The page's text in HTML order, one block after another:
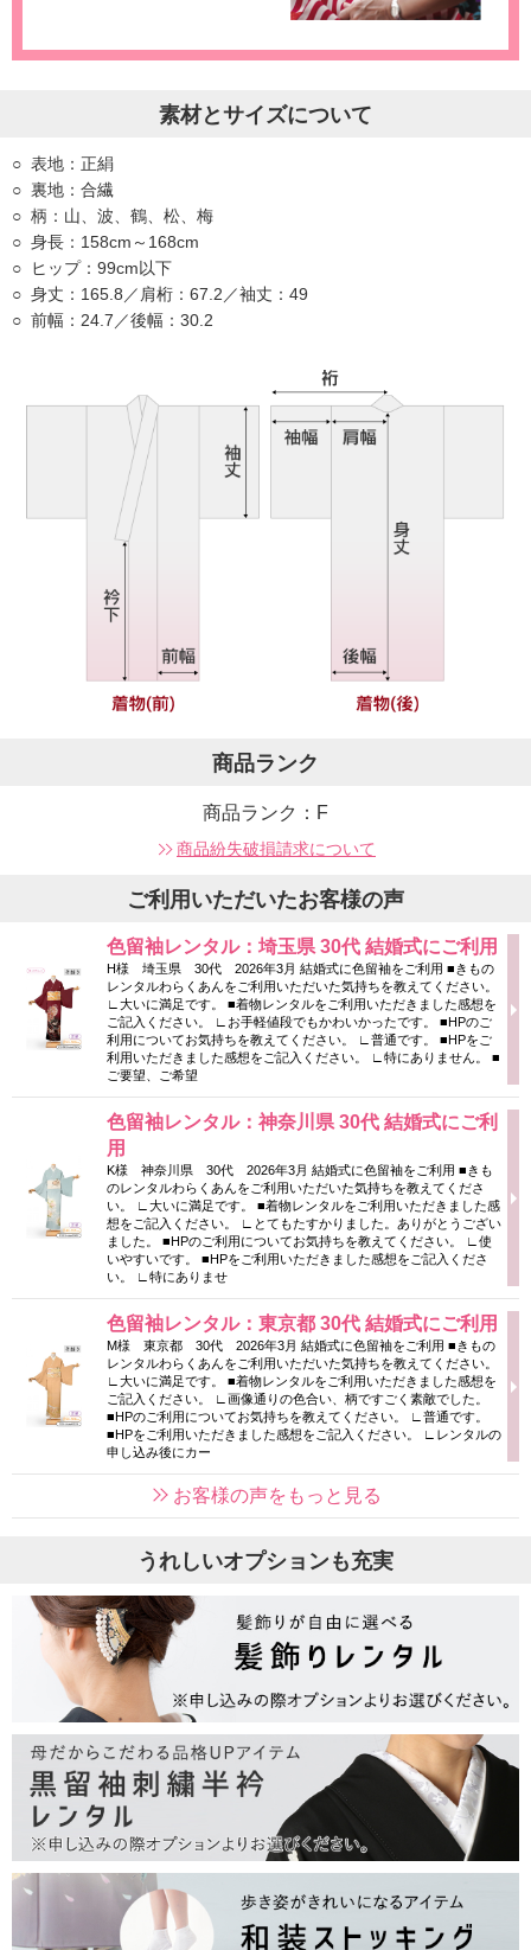
素材とサイズについて
表地：正絹
裏地：合繊
柄：山、波、鶴、松、梅
身長：158cm～168cm
ヒップ：99cm以下
身丈：165.8／肩桁：67.2／袖丈：49
前幅：24.7／後幅：30.2
商品ランク
商品ランク：F
商品紛失破損請求について
ご利用いただいたお客様の声
色留袖レンタル：埼玉県 30代 結婚式にご利用
H様 埼玉県 30代 2026年3月 結婚式に色留袖をご利用 ■きもの
レンタルわらくあんをご利用いただいた気持ちを教えてください。
∟大いに満足です。 ■着物レンタルをご利用いただきました感想を
ご記入ください。 ∟お手軽値段でもかわいかったです。 ■HPのご
利用についてお気持ちを教えてください。 ∟普通です。 ■HPをご
利用いただきました感想をご記入ください。 ∟特にありません。 ■
ご要望、ご希望
色留袖レンタル：神奈川県 30代 結婚式にご利
用
K様 神奈川県 30代 2026年3月 結婚式に色留袖をご利用 ■きも
のレンタルわらくあんをご利用いただいた気持ちを教えてくださ
い。 ∟大いに満足です。 ■着物レンタルをご利用いただきました感
想をご記入ください。 ∟とてもたすかりました。ありがとうござい
ました。 ■HPのご利用についてお気持ちを教えてください。 ∟使
いやすいです。 ■HPをご利用いただきました感想をご記入くださ
い。 ∟特にありませ
色留袖レンタル：東京都 30代 結婚式にご利用
M様 東京都 30代 2026年3月 結婚式に色留袖をご利用 ■きもの
レンタルわらくあんをご利用いただいた気持ちを教えてください。
∟大いに満足です。 ■着物レンタルをご利用いただきました感想を
ご記入ください。 ∟画像通りの色合い、柄ですごく素敵でした。
■HPのご利用についてお気持ちを教えてください。 ∟普通です。
■HPをご利用いただきました感想をご記入ください。 ∟レンタルの
申し込み後にカー
お客様の声をもっと見る
うれしいオプションも充実